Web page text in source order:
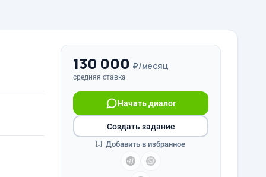
130 000 ₽/месяц
средняя ставка
Начать диалог
Создать задание
Добавить в избранное